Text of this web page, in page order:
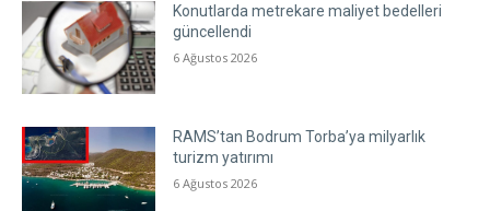
Konutlarda metrekare maliyet bedelleri
güncellendi
6 Ağustos 2026
RAMS’tan Bodrum Torba’ya milyarlık
turizm yatırımı
6 Ağustos 2026